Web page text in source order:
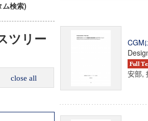
検索)
ツリー
close all
CGM
安部,